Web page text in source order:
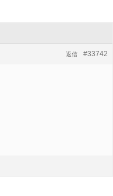
#33742
返信